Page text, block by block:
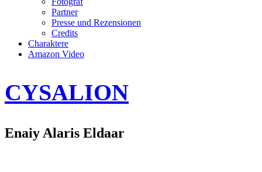
Partner
Presse und Rezensionen
Credits
Charaktere
Amazon Video
CYSALION
Enaiy Alaris Eldaar